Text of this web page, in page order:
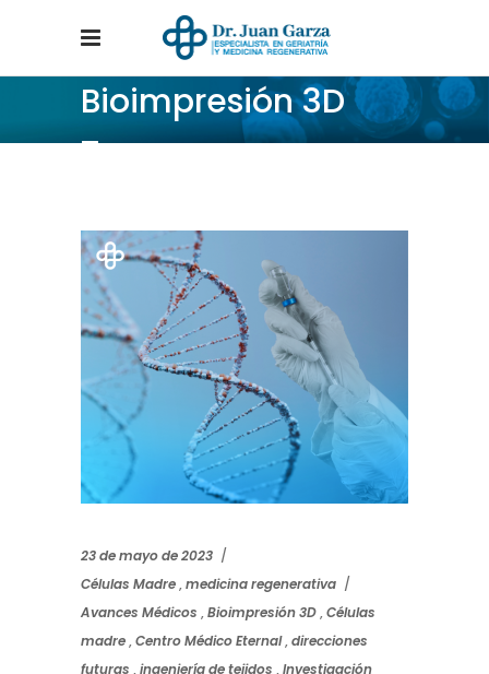
Bioimpresión 3D
Tag
23 de mayo de 2023
Células Madre,medicina regenerativa
Avances Médicos ,Bioimpresión 3D,Células
madre,Centro Médico Eternal,direcciones
futuras ,ingeniería de tejidos ,Investigación